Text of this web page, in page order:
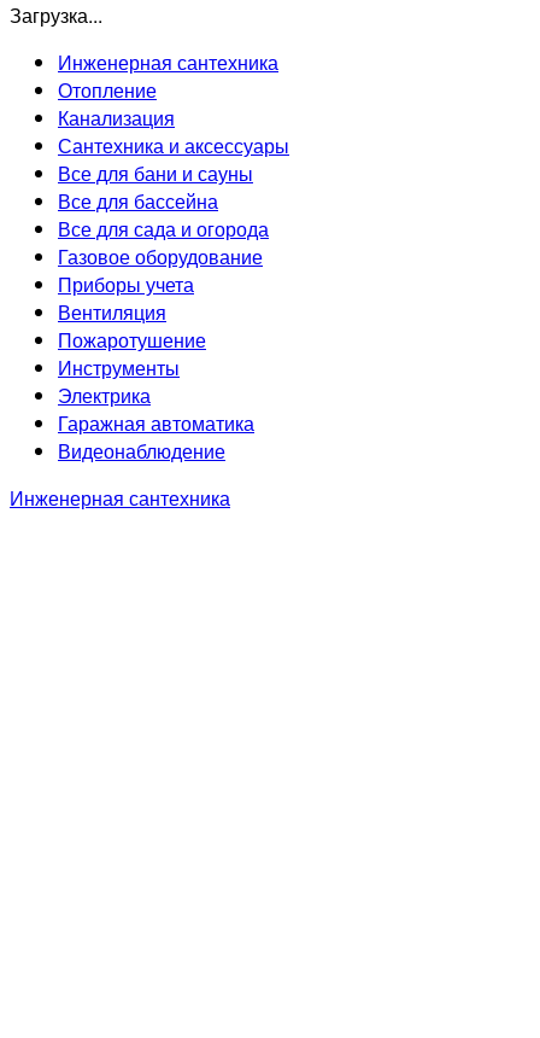
Загрузка...
Инженерная сантехника
Отопление
Канализация
Сантехника и аксессуары
Все для бани и сауны
Все для бассейна
Все для сада и огорода
Газовое оборудование
Приборы учета
Вентиляция
Пожаротушение
Инструменты
Электрика
Гаражная автоматика
Видеонаблюдение
Инженерная сантехника